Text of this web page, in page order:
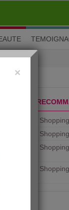
M'inscrire|
PRODUITS
Aujourdhui
Aujourdhui
Aujourdhui
Aujourdhui
×